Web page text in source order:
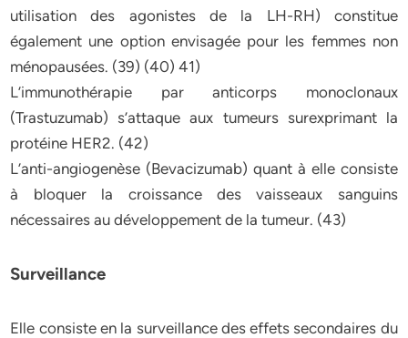
utilisation des agonistes de la LH-RH) constitue
également une option envisagée pour les femmes non
ménopausées. (39) (40) 41)
L’immunothérapie par anticorps monoclonaux
(Trastuzumab) s’attaque aux tumeurs surexprimant la
protéine HER2. (42)
L’anti-angiogenèse (Bevacizumab) quant à elle consiste
à bloquer la croissance des vaisseaux sanguins
nécessaires au développement de la tumeur. (43)
Surveillance
Elle consiste en la surveillance des effets secondaires du